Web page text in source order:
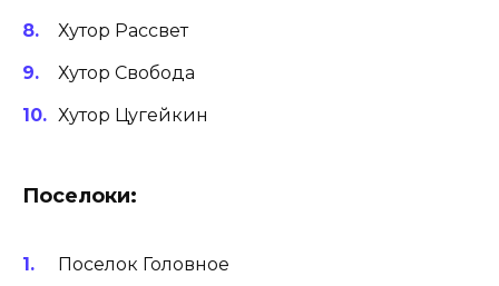
Хутор Рассвет
Хутор Свобода
Хутор Цугейкин
Поселоки:
Поселок Головное